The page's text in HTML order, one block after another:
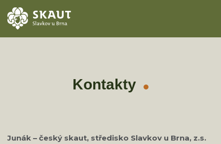
Kontakty
Junák – český skaut, středisko Slavkov u Brna, z.s.